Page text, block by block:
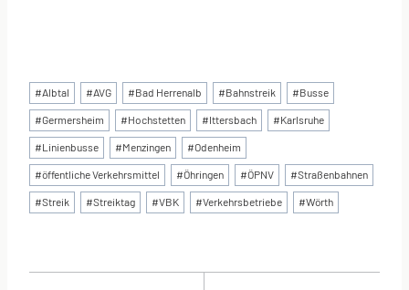
Schlagworte:
#Albtal #AVG #Bad Herrenalb #Bahnstreik #Busse
#Germersheim #Hochstetten #Ittersbach #Karlsruhe
#Linienbusse #Menzingen #Odenheim
#öffentliche Verkehrsmittel #Öhringen #ÖPNV #Straßenbahnen
#Streik #Streiktag #VBK #Verkehrsbetriebe #Wörth